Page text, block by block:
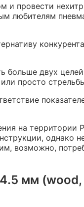
и провести
любителям
двух
просто
на
однако
возможно,
мм